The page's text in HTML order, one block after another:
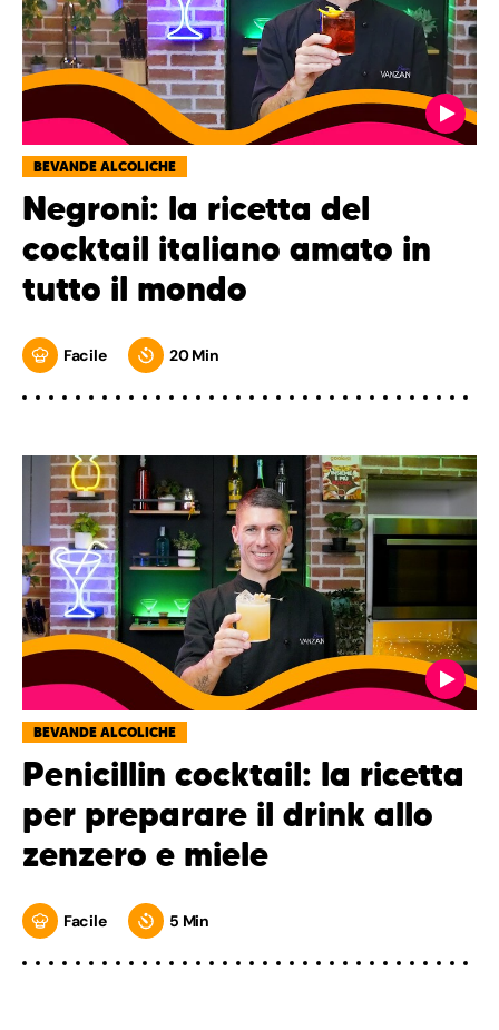
BEVANDE ALCOLICHE
Negroni: la ricetta del
cocktail italiano amato in
tutto il mondo
Facile 20 Min
BEVANDE ALCOLICHE
Penicillin cocktail: la ricetta
per preparare il drink allo
zenzero e miele
Facile 5 Min